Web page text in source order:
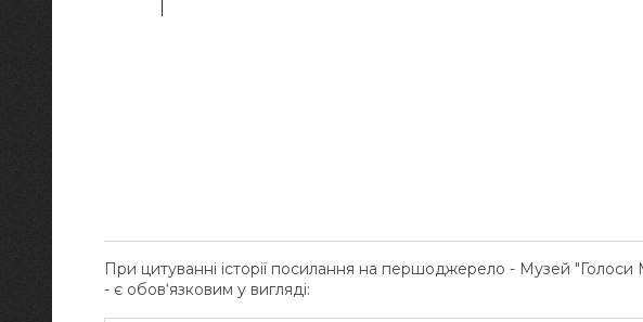
При цитуванні історії посилання на першоджерело - Музей
- є обов‘язковим у вигляді: